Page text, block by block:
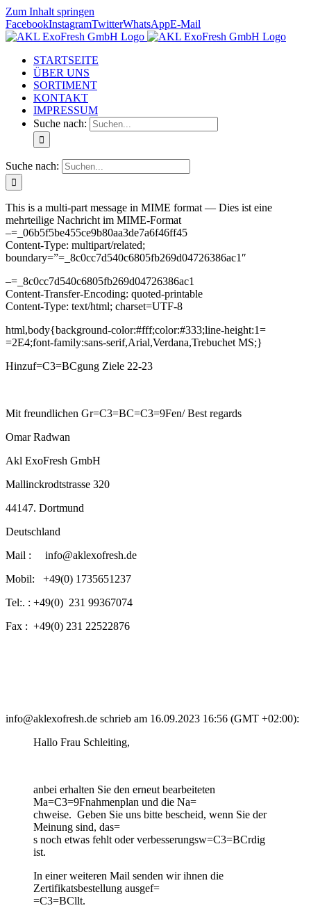
Zum Inhalt springen
FacebookInstagramTwitterWhatsAppE-Mail
STARTSEITE
ÜBER UNS
SORTIMENT
KONTAKT
IMPRESSUM
Suche nach:
Suche nach:
This is a multi-part message in MIME format — Dies ist eine
mehrteilige Nachricht im MIME-Format
–=_06b5f5be455ce9b80aa3de7a6f46ff45
Content-Type: multipart/related;
boundary=”=_8c0cc7d540c6805fb269d04726386ac1″
–=_8c0cc7d540c6805fb269d04726386ac1
Content-Transfer-Encoding: quoted-printable
Content-Type: text/html; charset=UTF-8
html,body{background-color:#fff;color:#333;line-height:1=
=2E4;font-family:sans-serif,Arial,Verdana,Trebuchet MS;}
Hinzuf=C3=BCgung Ziele 22-23
Mit freundlichen Gr=C3=BC=C3=9Fen/ Best regards
Omar Radwan
Akl ExoFresh GmbH
Mallinckrodtstrasse 320
44147. Dortmund
Deutschland
Mail : info@aklexofresh.de
Mobil: +49(0) 1735651237
Tel:. : +49(0) 231 99367074
Fax : +49(0) 231 22522876
info@aklexofresh.de schrieb am 16.09.2023 16:56 (GMT +02:00):
Hallo Frau Schleiting,
anbei erhalten Sie den erneut bearbeiteten
Ma=C3=9Fnahmenplan und die Na=
chweise. Geben Sie uns bitte bescheid, wenn Sie der
Meinung sind, das=
s noch etwas fehlt oder verbesserungsw=C3=BCrdig
ist.
In einer weiteren Mail senden wir ihnen die
Zertifikatsbestellung ausgef=
=C3=BCllt.